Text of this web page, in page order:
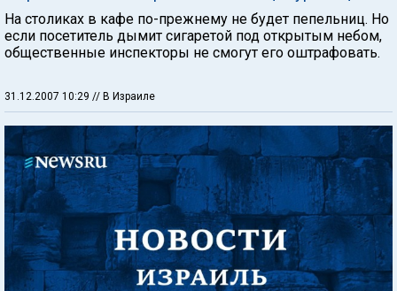
На столиках в кафе по-прежнему не будет пепельниц. Но
если посетитель дымит сигаретой под открытым небом,
общественные инспекторы не смогут его оштрафовать.
31.12.2007 10:29 // В Израиле